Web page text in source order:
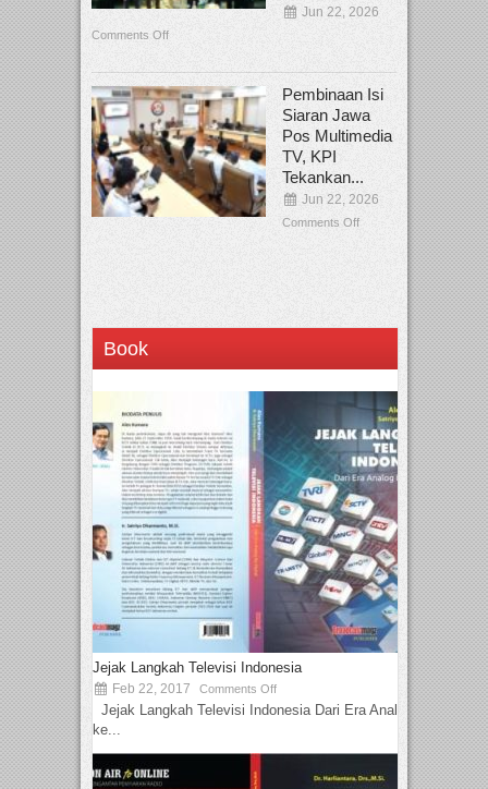
Jun 22, 2026
Comments Off
Pembinaan Isi
Siaran Jawa
Pos Multimedia
TV, KPI
Tekankan...
Jun 22, 2026
Comments Off
Book
Jejak Langkah Televisi Indonesia
Feb 22, 2017 Comments Off
Jejak Langkah Televisi Indonesia Dari Era Analog
ke...